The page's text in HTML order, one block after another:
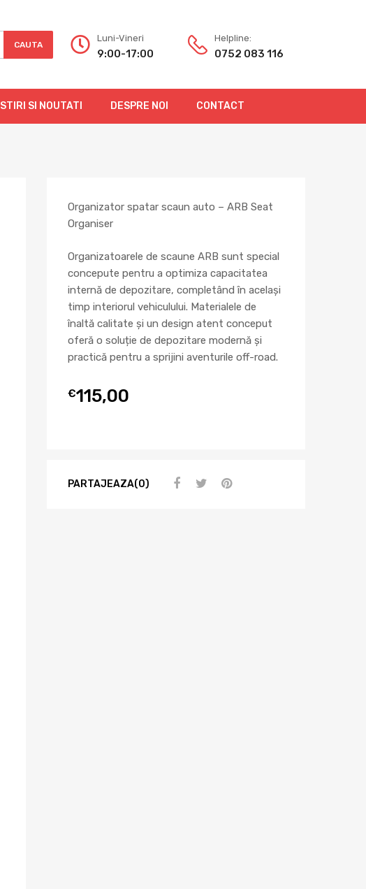
CAUTA
Luni-Vineri
9:00-17:00
Helpline:
0752 083 116
STIRI SI NOUTATI DESPRE NOI CONTACT
Organizator spatar scaun auto – ARB Seat
Organiser
Organizatoarele de scaune ARB sunt special
concepute pentru a optimiza capacitatea
internă de depozitare, completând în același
timp interiorul vehiculului. Materialele de
înaltă calitate și un design atent conceput
oferă o soluție de depozitare modernă și
practică pentru a sprijini aventurile off-road.
€115,00
PARTAJEAZA(0)